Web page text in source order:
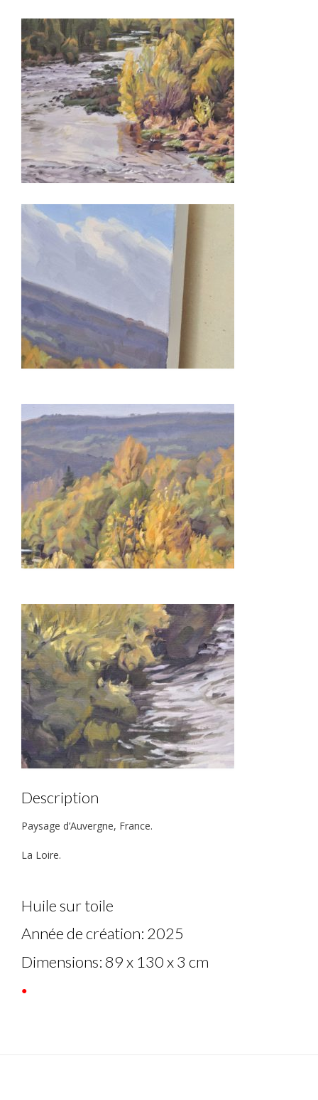
Description
Paysage d’Auvergne, France.
La Loire.
Huile sur toile
Année de création: 2025
Dimensions: 89 x 130 x 3 cm
●